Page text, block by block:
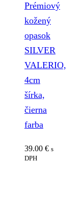
Prémiový
kožený
opasok
SILVER
VALERIO,
4cm
šírka,
čierna
farba
39.00 € s
DPH